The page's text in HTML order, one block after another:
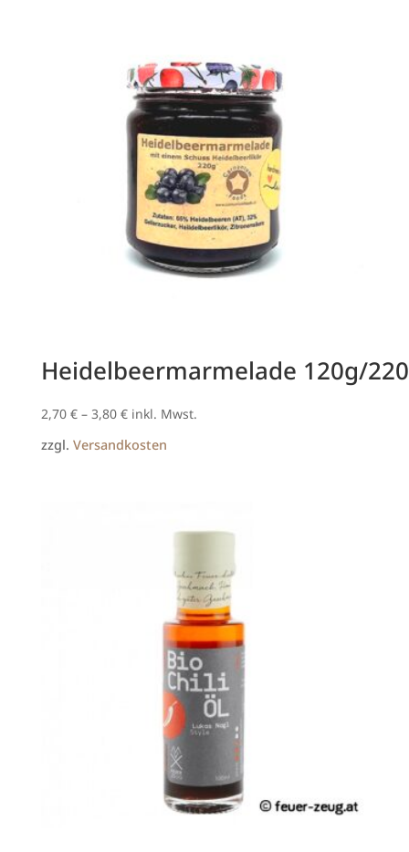
Heidelbeermarmelade 120g/
2,70 €– 3,80 € inkl. Mwst.
zzgl. Versandkosten